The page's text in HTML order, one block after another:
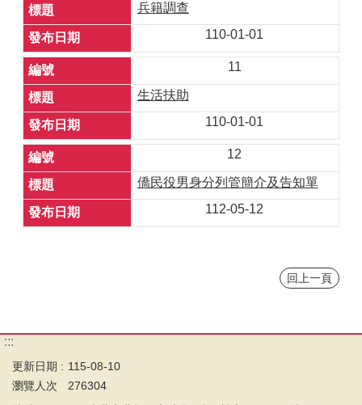
兵籍調查
110-01-01
11
生活扶助
110-01-01
12
僑民役男身分列管簡介及告知單
112-05-12
回上一頁
:::
更新日期
115-08-10
瀏覽人次
276304